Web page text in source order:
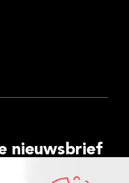
nieuwsbrief